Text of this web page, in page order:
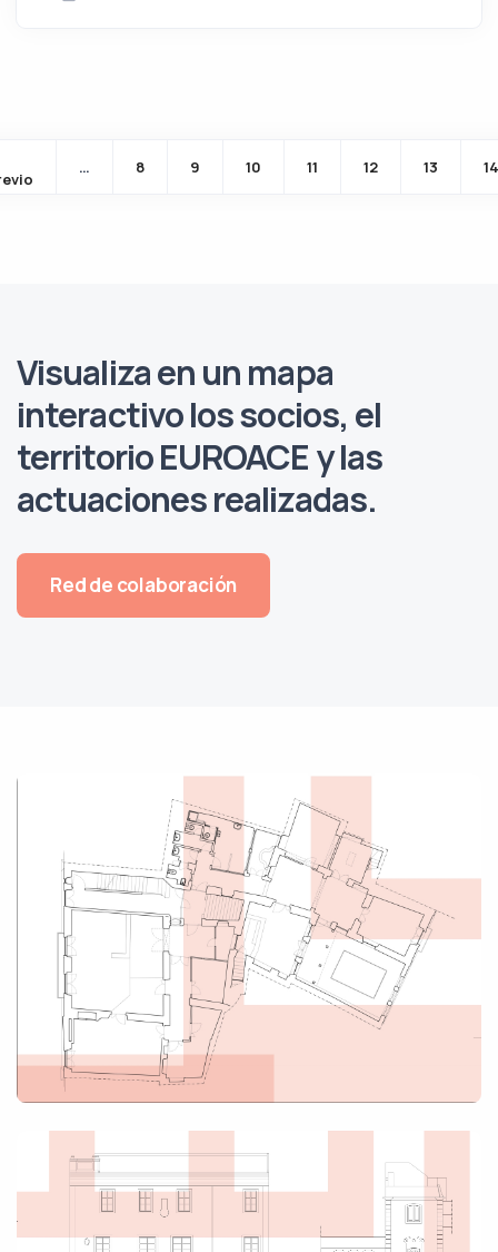
Página anterior
… 8 9 10 11 12 13 14
Visualiza en unmapa
interactivolos socios, el
territorio EUROACE y las
actuaciones realizadas.
Red de colaboración